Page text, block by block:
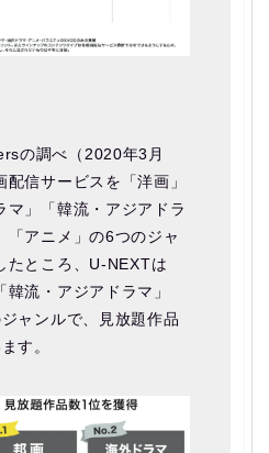
の調べ（2020年3月
信サービスを「洋画」
マ」「韓流・アジアドラ
「アニメ」の6つのジャ
たところ、U-NEXTは
韓流・アジアドラマ」
ャンルで、見放題作品
す。